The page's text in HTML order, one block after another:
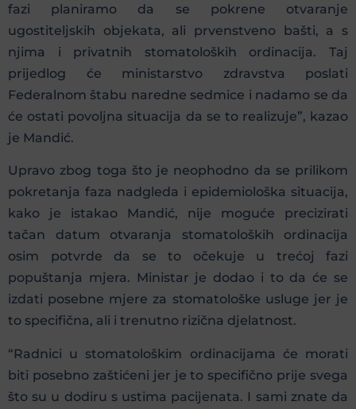
fazi planiramo da se pokrene otvaranje
ugostiteljskih objekata, ali prvenstveno bašti, a s
njima i privatnih stomatoloških ordinacija. Taj
prijedlog će ministarstvo zdravstva poslati
Federalnom štabu naredne sedmice i nadamo se da
će ostati povoljna situacija da se to realizuje”, kazao
je Mandić.
Upravo zbog toga što je neophodno da se prilikom
pokretanja faza nadgleda i epidemiološka situacija,
kako je istakao Mandić, nije moguće precizirati
tačan datum otvaranja stomatoloških ordinacija
osim potvrde da se to očekuje u trećoj fazi
popuštanja mjera. Ministar je dodao i to da će se
izdati posebne mjere za stomatološke usluge jer je
to specifična, ali i trenutno rizična djelatnost.
“Radnici u stomatološkim ordinacijama će morati
biti posebno zaštićeni jer je to specifično prije svega
što su u dodiru s ustima pacijenata. I sami znate da